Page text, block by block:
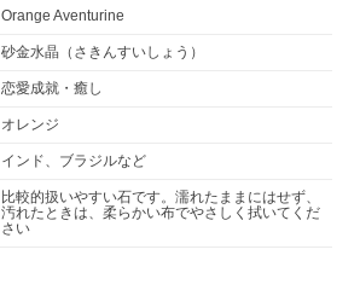
Orange Aventurine
砂金水晶（さきんすいしょう）
恋愛成就・癒し
オレンジ
インド、ブラジルなど
比較的扱いやすい石です。濡れたままにはせず、
汚れたときは、柔らかい布でやさしく拭いてくだ
さい